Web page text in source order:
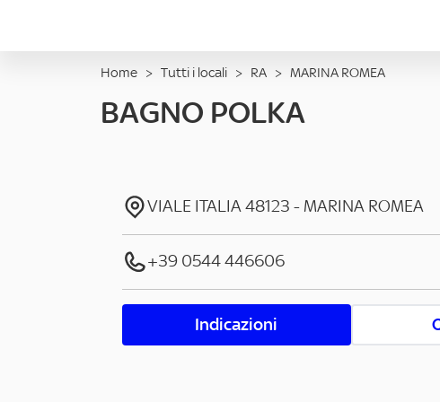
Home > Tutti i locali > RA > MARINA ROMEA
BAGNO POLKA
VIALE ITALIA48123 - MARINA ROMEA
+39 0544 446606
Indicazioni